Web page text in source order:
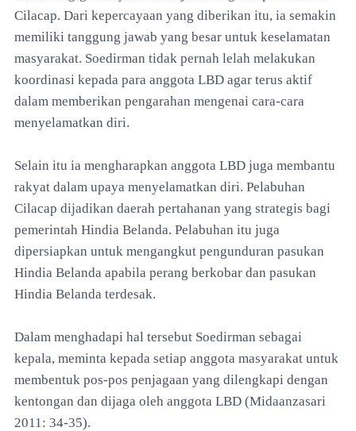
Cilacap. Dari kepercayaan yang diberikan itu, ia semakin
memiliki tanggung jawab yang besar untuk keselamatan
masyarakat. Soedirman tidak pernah lelah melakukan
koordinasi kepada para anggota LBD agar terus aktif
dalam memberikan pengarahan mengenai cara-cara
menyelamatkan diri.
Selain itu ia mengharapkan anggota LBD juga membantu
rakyat dalam upaya menyelamatkan diri. Pelabuhan
Cilacap dijadikan daerah pertahanan yang strategis bagi
pemerintah Hindia Belanda. Pelabuhan itu juga
dipersiapkan untuk mengangkut pengunduran pasukan
Hindia Belanda apabila perang berkobar dan pasukan
Hindia Belanda terdesak.
Dalam menghadapi hal tersebut Soedirman sebagai
kepala, meminta kepada setiap anggota masyarakat untuk
membentuk pos-pos penjagaan yang dilengkapi dengan
kentongan dan dijaga oleh anggota LBD (Midaanzasari
2011: 34-35).